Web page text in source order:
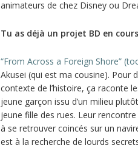
animateurs de chez Disney ou
Tu as déjà un projet BD en
“From Across a Foreign Shore”
Akusei (qui est ma cousine). Pour
contexte de l’histoire, ça raconte
jeune garçon issu d’un milieu
jeune fille des rues. Leur
à se retrouver coincés sur un
est à la recherche de lourds